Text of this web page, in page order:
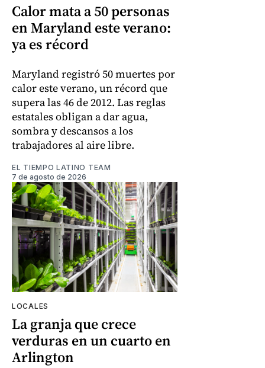
Calor mata a 50 personas
en Maryland este verano:
ya es récord
Maryland registró 50 muertes por
calor este verano, un récord que
supera las 46 de 2012. Las reglas
estatales obligan a dar agua,
sombra y descansos a los
trabajadores al aire libre.
EL TIEMPO LATINO TEAM
7 de agosto de 2026
LOCALES
La granja que crece
verduras en un cuarto en
Arlington